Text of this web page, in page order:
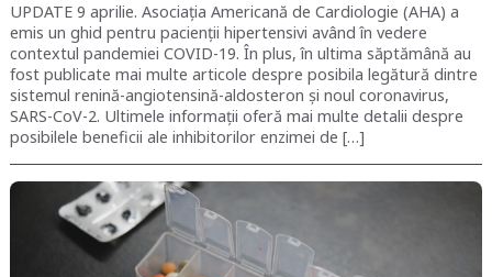
UPDATE 9 aprilie. Asociația Americană de Cardiologie (AHA) a
emis un ghid pentru pacienții hipertensivi având în vedere
contextul pandemiei COVID-19. În plus, în ultima săptămână au
fost publicate mai multe articole despre posibila legătură dintre
sistemul renină-angiotensină-aldosteron și noul coronavirus,
SARS-CoV-2. Ultimele informații oferă mai multe detalii despre
posibilele beneficii ale inhibitorilor enzimei de […]